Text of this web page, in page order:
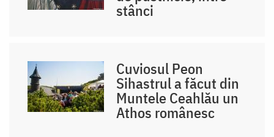
stânci
Cuviosul Peon
Sihastrul a făcut din
Muntele Ceahlău un
Athos românesc